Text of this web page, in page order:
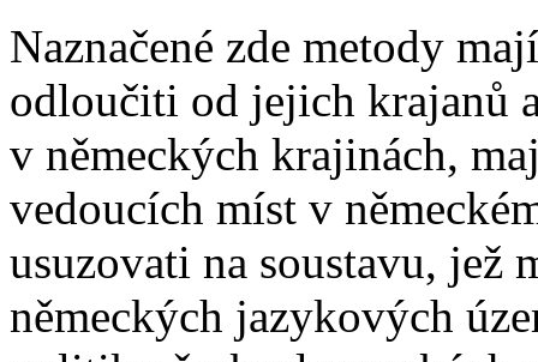
Naznačené zde metody
odloučiti od jejich krajanů
v německých krajinách,
vedoucích míst v
usuzovati na soustavu, jež
německých jazykových